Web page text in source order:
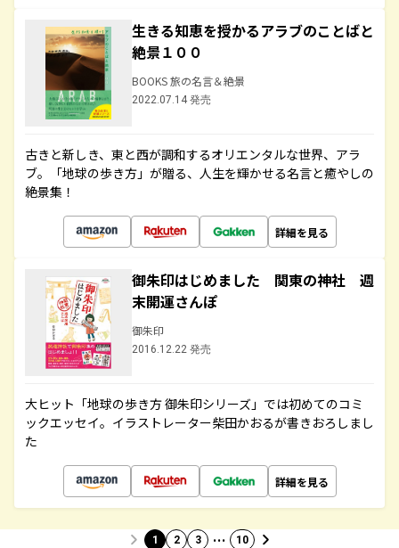
生きる知恵を授かるアラブのことばと
絶景１００
BOOKS 旅の名言＆絶景
2022.07.14 発売
古きと新しき、東と西が調和するオリエンタルな世界、アラ
ブ。「地球の歩き方」が贈る、人生を輝かせる名言と癒やしの
絶景集！
詳細を見る
御朱印はじめました 関東の神社 週
末開運さんぽ
御朱印
2016.12.22 発売
大ヒット「地球の歩き方 御朱印シリーズ」では初めてのコミ
ックエッセイ。イラストレーター柴田かおるが書きおろしまし
た
詳細を見る
1 2 3 … 10